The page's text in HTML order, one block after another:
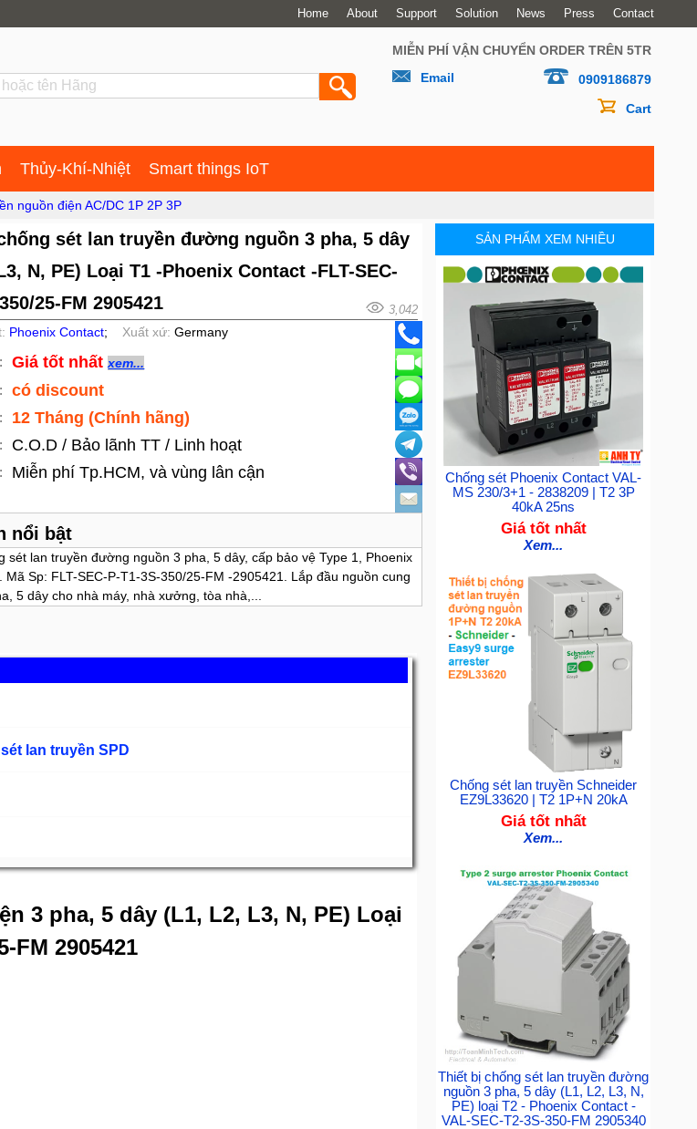
Home About Support Solution News Press Contact
MIỄN PHÍ VẬN CHUYỂN ORDER TRÊN 5TR
Email
0909186879
Cart
Thủy-Khí-Nhiệt Smart things IoT
nguồn điện AC/DC 1P 2P 3P
sét lan truyền đường nguồn 3 pha, 5 dây
N, PE) Loại T1 -Phoenix Contact -FLT-SEC-
25-FM 2905421
3,042
Phoenix Contact; Xuất xứ: Germany
Giá tốt nhấtxem...
có discount
12 Tháng (Chính hãng)
C.O.D / Bảo lãnh TT / Linh hoạt
Miễn phí Tp.HCM, và vùng lân cận
nổi bật
sét lan truyền đường nguồn 3 pha, 5 dây, cấp bảo vệ Type 1, Phoenix
Mã Sp: FLT-SEC-P-T1-3S-350/25-FM -2905421. Lắp đầu nguồn cung
5 dây cho nhà máy, nhà xưởng, tòa nhà,...
lan truyền SPD
3 pha, 5 dây (L1, L2, L3, N, PE) Loại
FM 2905421
SẢN PHẨM XEM NHIỀU
Chống sét Phoenix Contact VAL-
MS 230/3+1 - 2838209 | T2 3P
40kA 25ns
Giá tốt nhất
Xem...
Chống sét lan truyền Schneider
EZ9L33620 | T2 1P+N 20kA
Giá tốt nhất
Xem...
Thiết bị chống sét lan truyền đường
nguồn 3 pha, 5 dây (L1, L2, L3, N,
PE) loại T2 - Phoenix Contact -
VAL-SEC-T2-3S-350-FM 2905340